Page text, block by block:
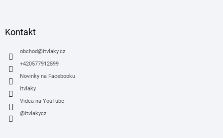
Kontakt
obchod@itvlaky.cz
+420577912599
Novinky na Facebooku
itvlaky
Videa na YouTube
@itvlakycz